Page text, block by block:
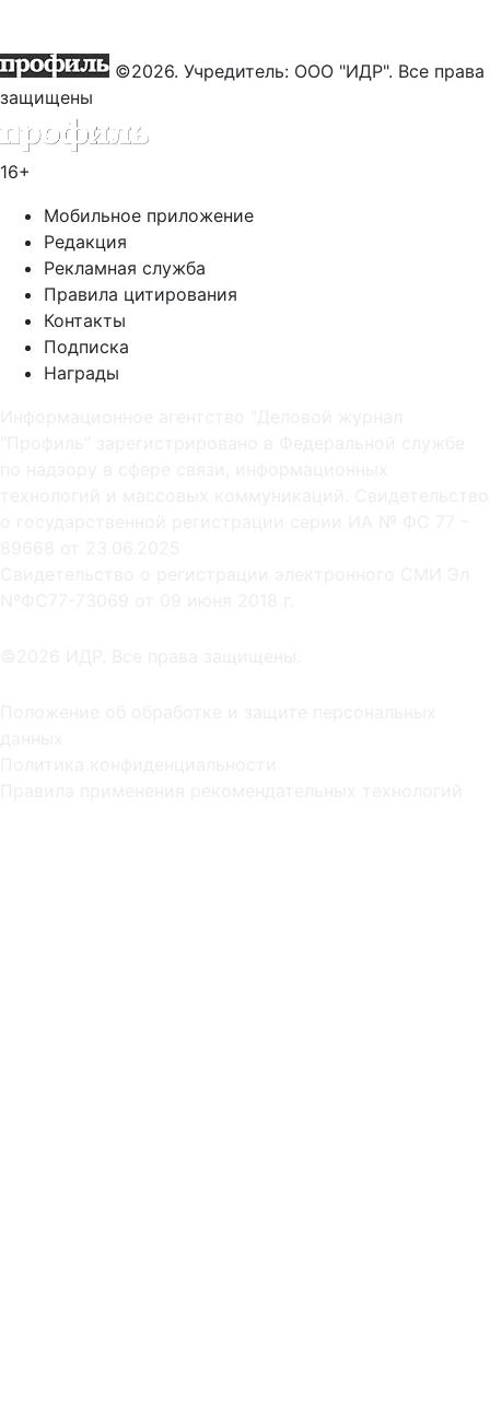
©2026. Учредитель: ООО "ИДР". Все права
защищены
16+
Мобильное приложение
Редакция
Рекламная служба
Правила цитирования
Контакты
Подписка
Награды